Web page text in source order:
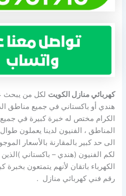
كهربائي منازل الكويت لكل من يبحث
هندي أو باكستاني في جميع مناطق
الكرام مختص له خبرة كبيرة في
الى حد كبير بالمقارنة بالأسعار
لكم الفنيون (هندي – باكستاني )الذين
الكهرباء باتقان لأنهم يتمتعون بخبرة
رقم فني كهربائي منازل .